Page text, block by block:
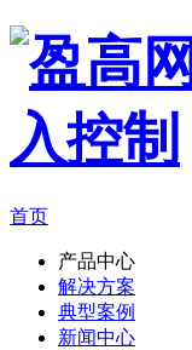
首页
产品中心
解决方案
典型案例
新闻中心